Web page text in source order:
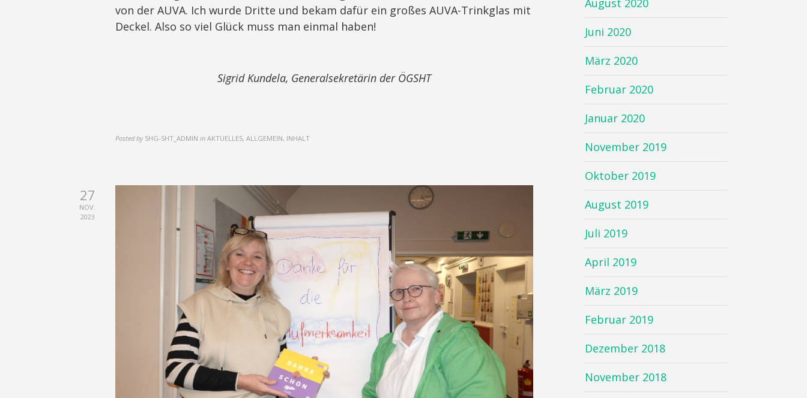
von der AUVA. Ich wurde Dritte und bekam dafür ein großes AUVA-Trinkglas mit
Deckel. Also so viel Glück muss man einmal haben!
Sigrid Kundela, Generalsekretärin der ÖGSHT
Posted by SHG-SHT_ADMIN in AKTUELLES, ALLGEMEIN, INHALT
27
NOV.
2023
August 2020
Juni 2020
März 2020
Februar 2020
Januar 2020
November 2019
Oktober 2019
August 2019
Juli 2019
April 2019
März 2019
Februar 2019
Dezember 2018
November 2018